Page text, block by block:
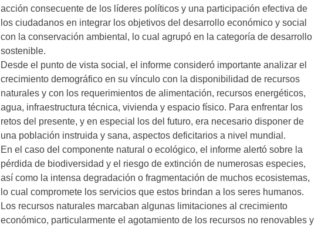
acción consecuente de los líderes políticos y una participación efectiva de
los ciudadanos en integrar los objetivos del desarrollo económico y social
con la conservación ambiental, lo cual agrupó en la categoría de desarrollo
sostenible.
Desde el punto de vista social, el informe consideró importante analizar el
crecimiento demográfico en su vínculo con la disponibilidad de recursos
naturales y con los requerimientos de alimentación, recursos energéticos,
agua, infraestructura técnica, vivienda y espacio físico. Para enfrentar los
retos del presente, y en especial los del futuro, era necesario disponer de
una población instruida y sana, aspectos deficitarios a nivel mundial.
En el caso del componente natural o ecológico, el informe alertó sobre la
pérdida de biodiversidad y el riesgo de extinción de numerosas especies,
así como la intensa degradación o fragmentación de muchos ecosistemas,
lo cual compromete los servicios que estos brindan a los seres humanos.
Los recursos naturales marcaban algunas limitaciones al crecimiento
económico, particularmente el agotamiento de los recursos no renovables y